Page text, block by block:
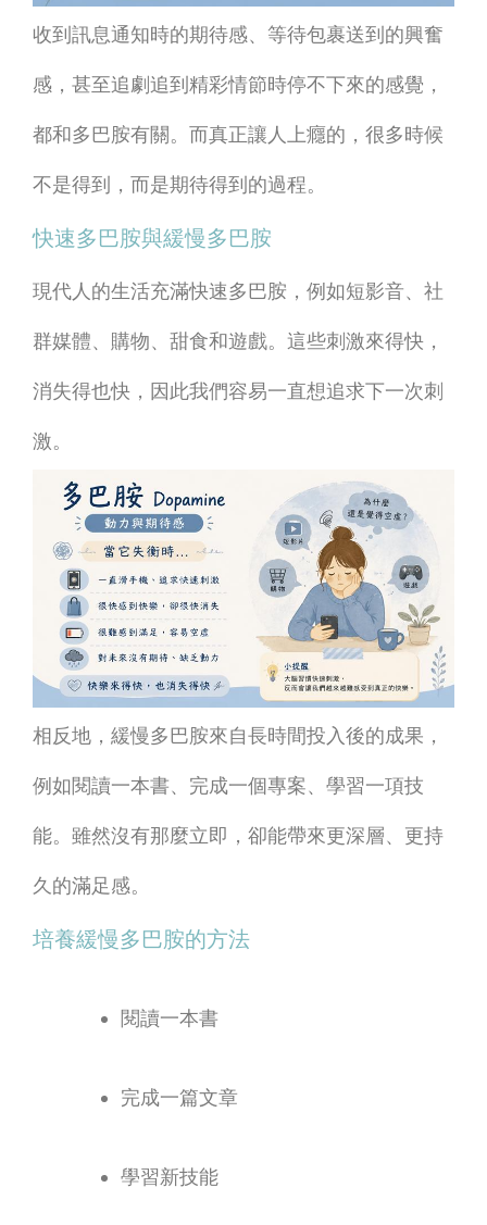
收到訊息通知時的期待感、等待包裹送到的興奮
感，甚至追劇追到精彩情節時停不下來的感覺，
都和多巴胺有關。而真正讓人上癮的，很多時候
不是得到，而是期待得到的過程。
快速多巴胺與緩慢多巴胺
現代人的生活充滿快速多巴胺，例如短影音、社
群媒體、購物、甜食和遊戲。這些刺激來得快，
消失得也快，因此我們容易一直想追求下一次刺
激。
相反地，緩慢多巴胺來自長時間投入後的成果，
例如閱讀一本書、完成一個專案、學習一項技
能。雖然沒有那麼立即，卻能帶來更深層、更持
久的滿足感。
培養緩慢多巴胺的方法
閱讀一本書
完成一篇文章
學習新技能